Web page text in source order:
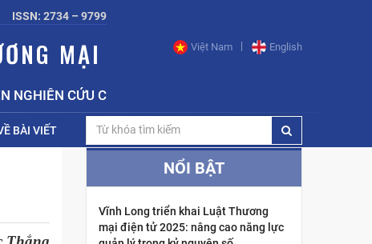
ISSN: 2734 – 9799
MẠI
CỨU CHIẾN LƯỢC, CHÍNH SÁCH CÔNG THƯƠNG BỘ
Việt Nam English
BÀI VIẾT
NỔI BẬT
Vĩnh Long triển khai Luật Thương
mại điện tử 2025: nâng cao năng lực